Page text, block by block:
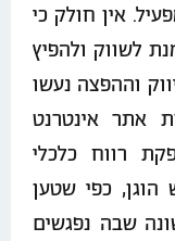
אין חולק כי
לשווק ולהפיץ
וההפצה נעשו
אתר אינטרנט
רווח כלכלי
כפי שטען
שבה נפגשים